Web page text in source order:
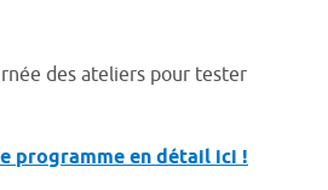
des ateliers pour tester
programme en détail ici !